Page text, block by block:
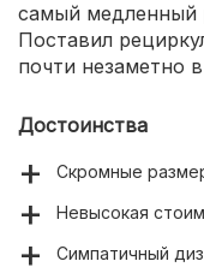
самый медленный
Поставил
почти незаметно
Достоинства
Скромные
Невысокая
Симпатичный